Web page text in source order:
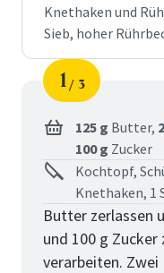
Knethaken und
Sieb, hoher
Schritt
1
von
3
125 g Butter,
100 g Zucker
Kochtopf,
Knethaken, 1
Butter zerlassen
und 100 g
verarbeiten.